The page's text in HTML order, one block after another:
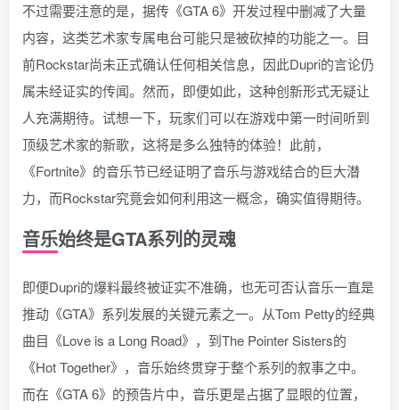
不过需要注意的是，据传《GTA 6》开发过程中删减了大量
内容，这类艺术家专属电台可能只是被砍掉的功能之一。目
前Rockstar尚未正式确认任何相关信息，因此Dupri的言论仍
属未经证实的传闻。然而，即便如此，这种创新形式无疑让
人充满期待。试想一下，玩家们可以在游戏中第一时间听到
顶级艺术家的新歌，这将是多么独特的体验！此前，
《Fortnite》的音乐节已经证明了音乐与游戏结合的巨大潜
力，而Rockstar究竟会如何利用这一概念，确实值得期待。
音乐始终是GTA系列的灵魂
即便Dupri的爆料最终被证实不准确，也无可否认音乐一直是
推动《GTA》系列发展的关键元素之一。从Tom Petty的经典
曲目《Love is a Long Road》，到The Pointer Sisters的
《Hot Together》，音乐始终贯穿于整个系列的叙事之中。
而在《GTA 6》的预告片中，音乐更是占据了显眼的位置，